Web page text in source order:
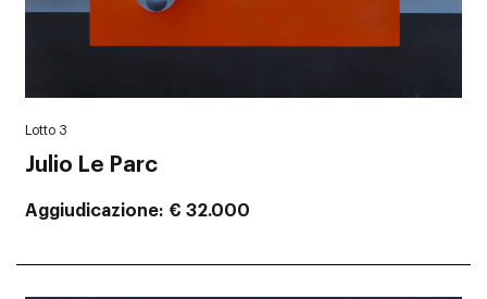
Lotto 3
Julio Le Parc
Aggiudicazione € 32.000